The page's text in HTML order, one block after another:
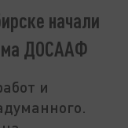
начали
ДОСААФ
и